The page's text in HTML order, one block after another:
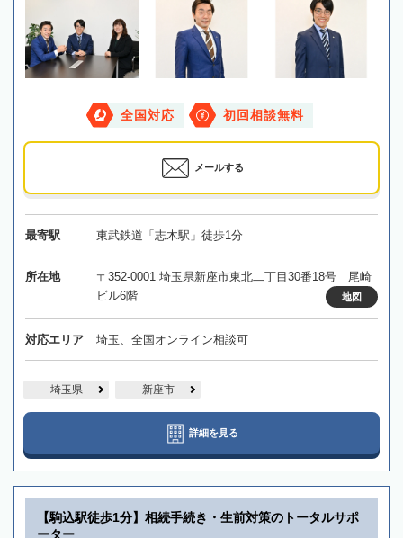
全国対応 初回相談無料
メールする
最寄駅 東武鉄道「志木駅」徒歩1分
所在地
〒352-0001 埼玉県新座市東北二丁目30番18号 尾崎
ビル6階
地図
対応エリア 埼玉、全国オンライン相談可
埼玉県 新座市
詳細を見る
【駒込駅徒歩1分】相続手続き・生前対策のトータルサポ
ーター